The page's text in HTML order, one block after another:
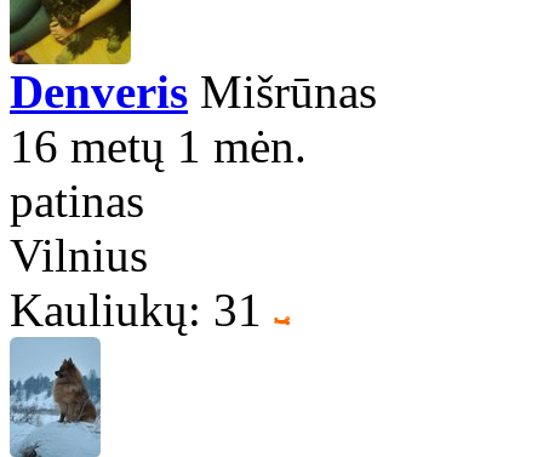
Denveris Mišrūnas
16 metų 1 mėn.
patinas
Vilnius
Kauliukų: 31